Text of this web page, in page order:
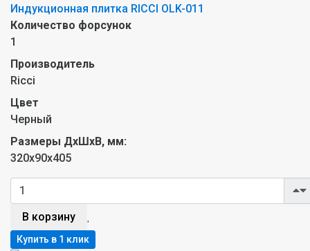
Индукционная плитка RICCI OLK-011
Количество форсунок
1
Производитель
Ricci
Цвет
Черный
Размеры ДxШxВ, мм:
320x90х405
В корзину